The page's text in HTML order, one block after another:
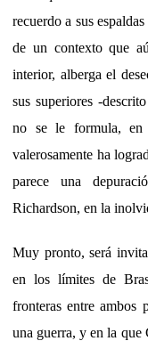
recuerdo a sus
de un contexto que
interior, alberga el
sus superiores -
no se le formula,
valerosamente ha
parece una
Richardson, en la
Muy pronto, será
en los límites de
fronteras entre ambos
una guerra, y en la que